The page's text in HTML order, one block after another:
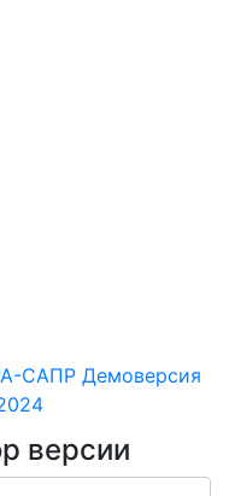
САПР Демоверсия
версии